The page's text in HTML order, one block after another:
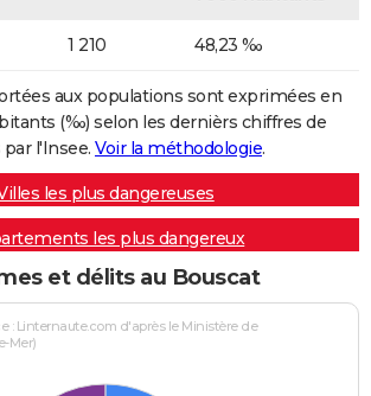
1 210 48,23 ‰
aux populations sont exprimées en
(‰) selon les dernièrs chiffres de
l'Insee. Voir la méthodologie.
les plus dangereuses
les plus dangereux
et délits au Bouscat
: Linternaute.com d'après le Ministère de
Mer)